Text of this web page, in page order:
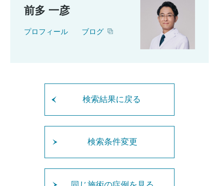
前多 一彦
プロフィール ブログ
検索結果に戻る
検索条件変更